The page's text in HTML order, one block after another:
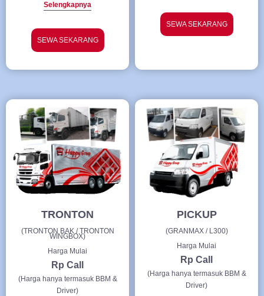
Selengkapnya
SEWA SEKARANG
SEWA SEKARANG
TRONTON
(TRONTON BAK / TRONTON
WINGBOX)
Harga Mulai
Rp Call
(Harga hanya termasuk BBM &
Driver)
PICKUP
(GRANMAX / L300)
Harga Mulai
Rp Call
(Harga hanya termasuk BBM &
Driver)